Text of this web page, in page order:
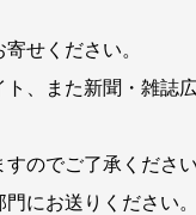
せください。
、また新聞・雑誌
のでご了承ください
にお送りください。